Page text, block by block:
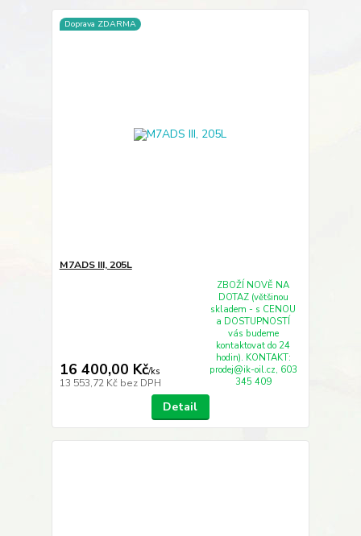
Doprava ZDARMA
M7ADS III, 205L
16 400,00 Kč/ks
13 553,72 Kč bez DPH
ZBOŽÍ NOVĚ NA
DOTAZ (většinou
skladem - s CENOU
a DOSTUPNOSTÍ
vás budeme
kontaktovat do 24
hodin). KONTAKT:
prodej@ik-oil.cz, 603
345 409
Detail